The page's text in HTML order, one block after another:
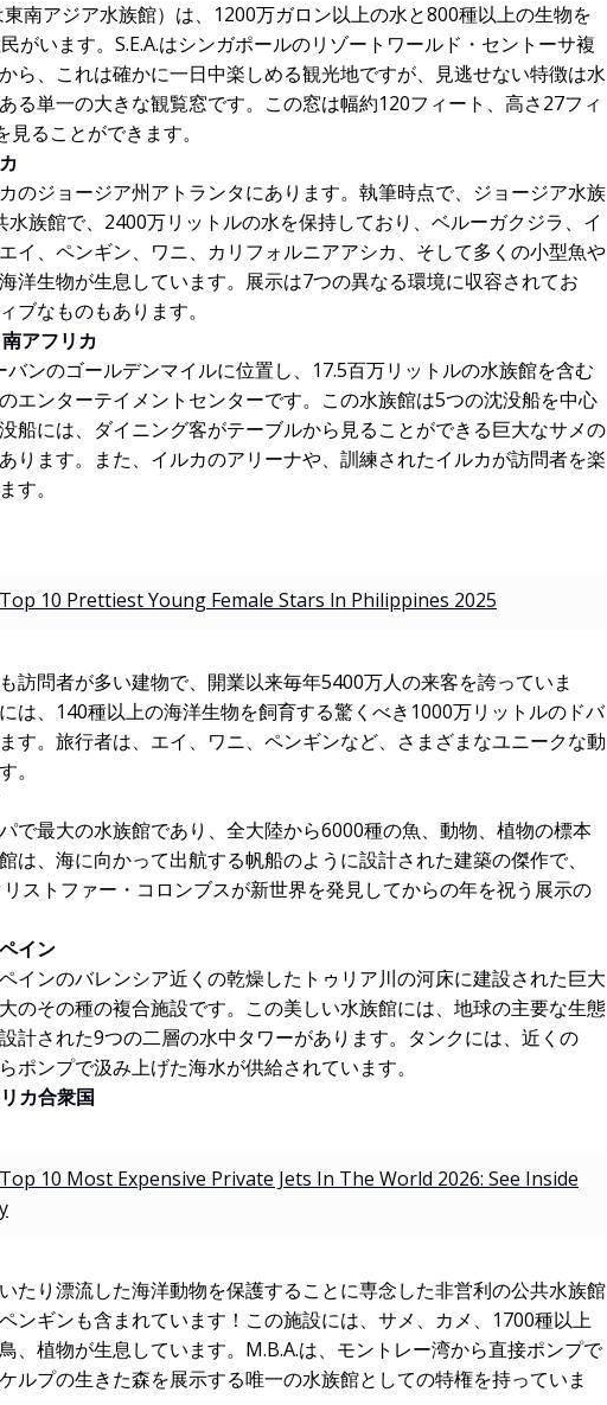
東南アジア水族館）は、1200万ガロン以上の水と800種以上の生物を
がいます。S.E.A.はシンガポールのリゾートワールド・セントーサ複
ら、これは確かに一日中楽しめる観光地ですが、見逃せない特徴は水
る単一の大きな観覧窓です。この窓は幅約120フィート、高さ27フィ
ることができます。
のジョージア州アトランタにあります。執筆時点で、ジョージア水族
族館で、2400万リットルの水を保持しており、ベルーガクジラ、イ
イ、ペンギン、ワニ、カリフォルニアアシカ、そして多くの小型魚や
洋生物が生息しています。展示は7つの異なる環境に収容されてお
ブなものもあります。
アフリカ
ンのゴールデンマイルに位置し、17.5百万リットルの水族館を含む
エンターテイメントセンターです。この水族館は5つの沈没船を中心
船には、ダイニング客がテーブルから見ることができる巨大なサメの
ります。また、イルカのアリーナや、訓練されたイルカが訪問者を楽
す。
Top 10 Prettiest Young Female Stars ln Philippines 2025
訪問者が多い建物で、開業以来毎年5400万人の来客を誇っていま
は、140種以上の海洋生物を飼育する驚くべき1000万リットルのドバ
す。旅行者は、エイ、ワニ、ペンギンなど、さまざまなユニークな動
。
で最大の水族館であり、全大陸から6000種の魚、動物、植物の標本
は、海に向かって出航する帆船のように設計された建築の傑作で、
ストファー・コロンブスが新世界を発見してからの年を祝う展示の
イン
インのバレンシア近くの乾燥したトゥリア川の河床に建設された巨大
のその種の複合施設です。この美しい水族館には、地球の主要な生態
計された9つの二層の水中タワーがあります。タンクには、近くの
ポンプで汲み上げた海水が供給されています。
カ合衆国
Top 10 Most Expensive Private Jets In The World 2026: See Inside
たり漂流した海洋動物を保護することに専念した非営利の公共水族館
ンギンも含まれています！この施設には、サメ、カメ、1700種以上
、植物が生息しています。M.B.A.は、モントレー湾から直接ポンプで
ルプの生きた森を展示する唯一の水族館としての特権を持っていま